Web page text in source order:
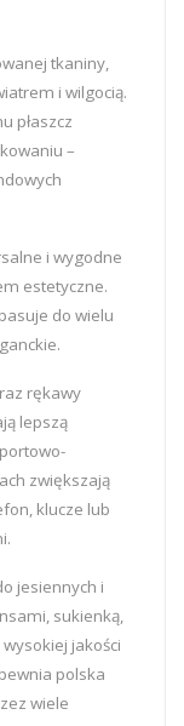
tkaniny,
i wilgocią.
płaszcz
–
i wygodne
estetyczne.
do wielu
rękawy
lepszą
zwiększają
klucze lub
jesiennych i
sukienką,
jakości
polska
wiele